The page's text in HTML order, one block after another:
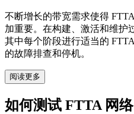
不断增长的带宽需求使得
加重要。在构建、激活和维护
其中每个阶段进行适当的
的故障排查和停机。
阅读更多
如何测试 FTTA 网络